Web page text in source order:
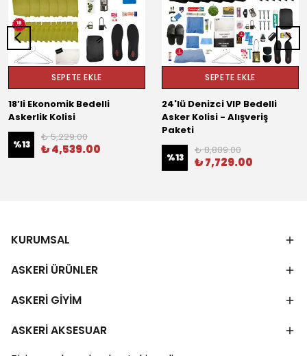
SEPETE EKLE
18’li Ekonomik Bedelli
Askerlik Kolisi
%13
₺ 5,229.00
₺ 4,539.00
SEPETE EKLE
24'lü Denizci VIP Bedelli
Asker Kolisi - Alışveriş
Paketi
%13
₺ 8,889.00
₺ 7,729.00
KURUMSAL
ASKERİ ÜRÜNLER
ASKERİ GİYİM
ASKERİ AKSESUAR